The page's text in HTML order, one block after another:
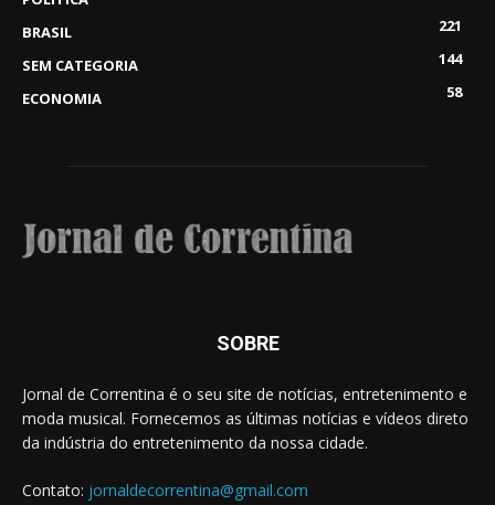
BRASIL
221
SEM CATEGORIA
144
ECONOMIA
58
SOBRE
Jornal de Correntina é o seu site de notícias, entretenimento e
moda musical. Fornecemos as últimas notícias e vídeos direto
da indústria do entretenimento da nossa cidade.
Contato: jornaldecorrentina@gmail.com